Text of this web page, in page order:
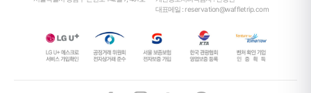
대표메일 :reservation@waffletrip.com